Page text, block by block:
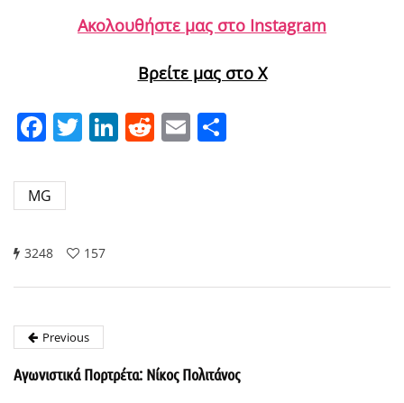
Ακολουθήστε μας στο Instagram
Βρείτε μας στο X
Facebook
Twitter
LinkedIn
Reddit
Email
MG
3248 157
Previous
Αγωνιστικά Πορτρέτα: Νίκος Πολιτάνος